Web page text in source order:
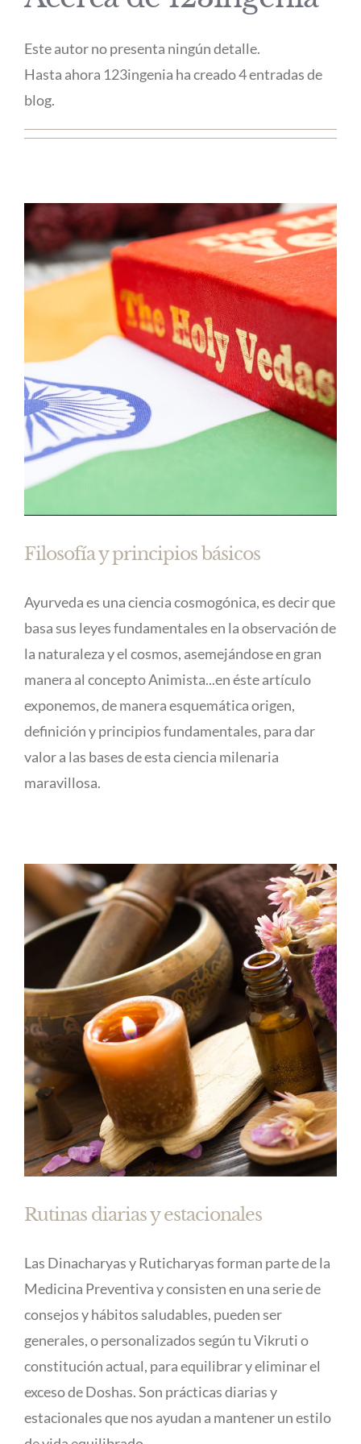
Este autor no presenta ningún detalle.
Hasta ahora 123ingenia ha creado 4 entradas de
blog.
Filosofía y principios básicos
Ayurveda es una ciencia cosmogónica, es decir que
basa sus leyes fundamentales en la observación de
la naturaleza y el cosmos, asemejándose en gran
manera al concepto Animista...en éste artículo
exponemos, de manera esquemática origen,
definición y principios fundamentales, para dar
valor a las bases de esta ciencia milenaria
maravillosa.
Rutinas diarias y estacionales
Las Dinacharyas y Ruticharyas forman parte de la
Medicina Preventiva y consisten en una serie de
consejos y hábitos saludables, pueden ser
generales, o personalizados según tu Vikruti o
constitución actual, para equilibrar y eliminar el
exceso de Doshas. Son prácticas diarias y
estacionales que nos ayudan a mantener un estilo